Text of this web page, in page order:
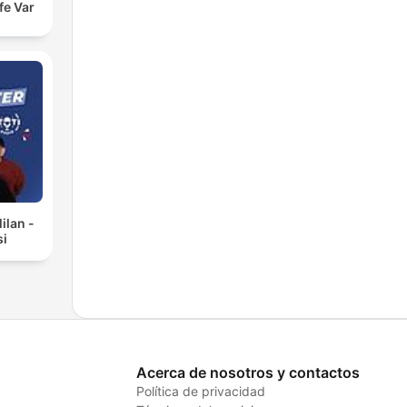
Var
-
Acerca de nosotros y contactos
Política de privacidad